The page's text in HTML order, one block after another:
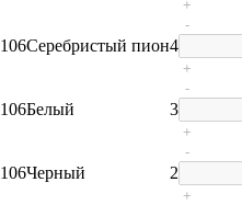
+
106Серебристый пион4
-
+
106Белый 3
-
+
106Черный 2
-
+